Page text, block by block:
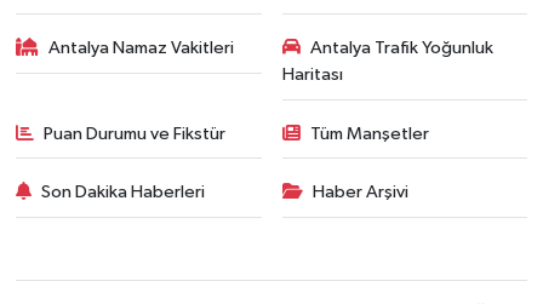
Antalya Namaz Vakitleri
Antalya Trafik Yoğunluk
Haritası
Puan Durumu ve Fikstür Tüm Manşetler
Son Dakika Haberleri Haber Arşivi